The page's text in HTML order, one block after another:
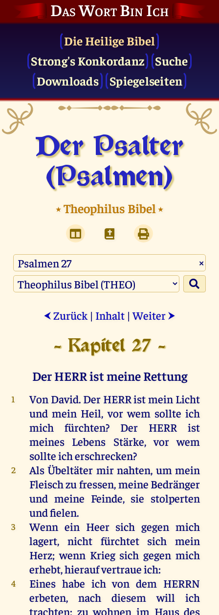
Das Wort Bin Ich
Die Heilige Bibel
Strong's Konkordanz
Suche
Downloads
Spiegelseiten
Der Psalter
(Psalmen)
⭑Theophilus Bibel⭑
×
⮜ Zurück | Inhalt |Weiter ⮞
- Kapitel 27 -
Der HERR ist meine Rettung
1 Von David. Der HERRistmein Licht
und mein Heil,vor wem sollte ich
mich
fürchten? Der HERR
ist
meines Lebens Stärke,vor wem
sollteicherschrecken?
2 Als Übeltäter mir nahten, um mein
Fleischzufressen,meine Bedränger
und meine Feinde, sie stolperten
undfielen.
3 Wenn ein Heer sich gegen mich
lagert, nicht fürchtet sich mein
Herz;wenn Krieg sich gegen mich
erhebt, hieraufvertraueich:
4 Eines habe ich von dem HERRN
erbeten, nach diesem will
ich
trachten: zu wohnen im Haus des